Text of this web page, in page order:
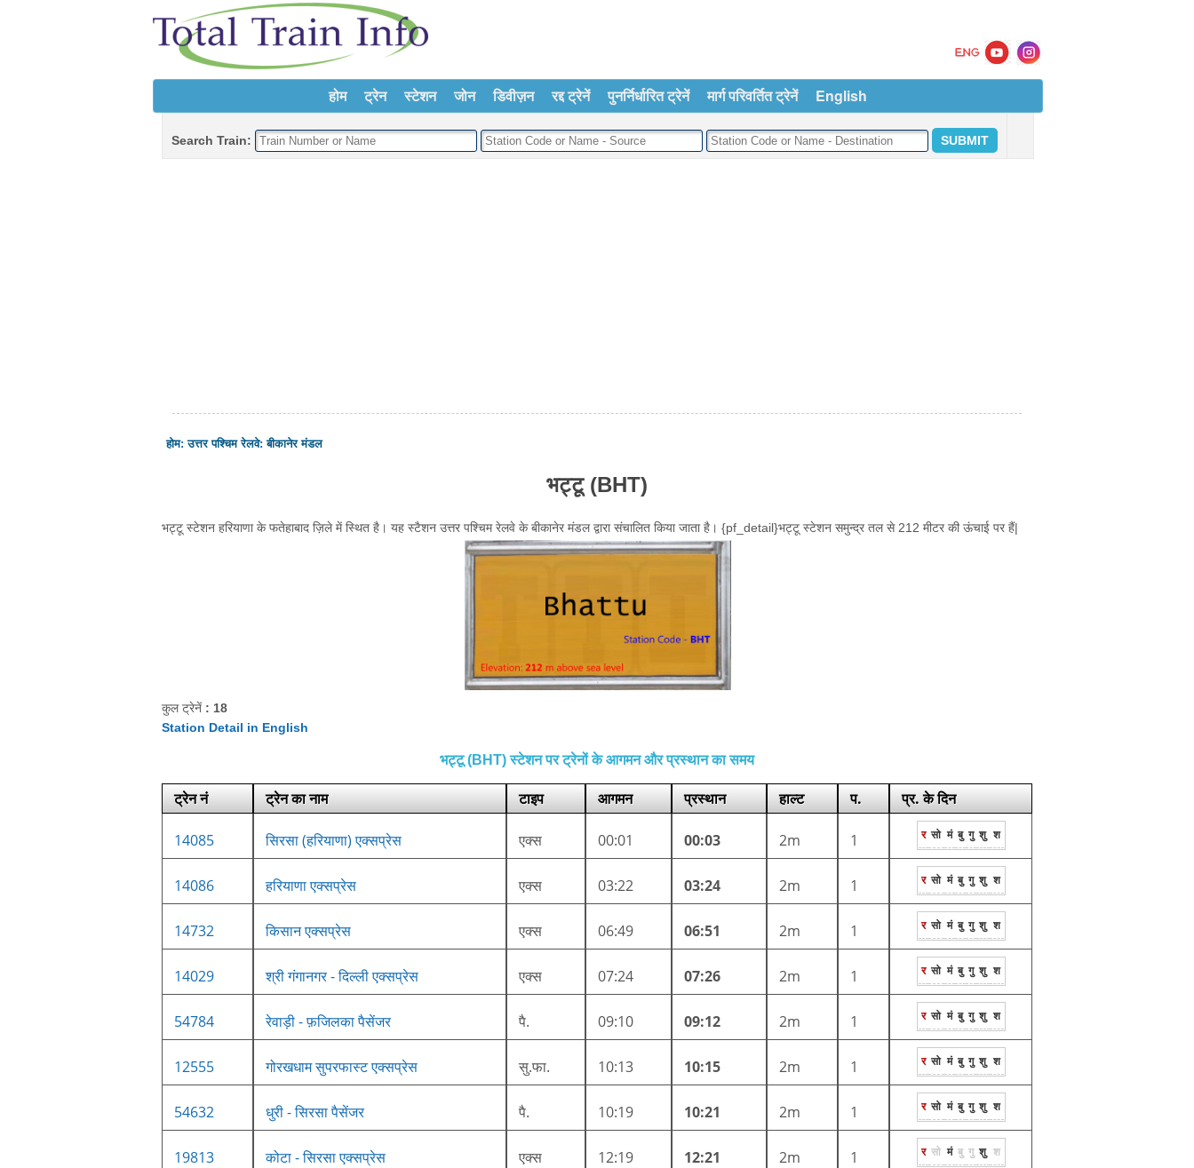
होम ट्रेन स्टेशन जोन डिवीज़न रद्द ट्रेनें पुनर्निर्धारित ट्रेनें मार्ग परिवर्तित ट्रेनें English
Search Train:
होम:उत्तर पश्चिम रेलवे:बीकानेर मंडल
भट्टू (BHT)
भट्टू स्टेशन हरियाणा के फतेहाबाद ज़िले में स्थित है। यह स्टैशन उत्तर पश्चिम रेलवे के बीकानेर मंडल द्वारा संचालित किया जाता है। {pf_detail}भट्टू स्टेशन समुन्द्र तल से 212 मीटर की ऊंचाई पर हैं|
कुल ट्रेनें : 18
Station Detail in English
भट्टू (BHT) स्टेशन पर ट्रेनों के आगमन और प्रस्थान का समय
ट्रेन नं ट्रेन का नाम टाइप आगमन प्रस्थान हाल्ट प. प्र. के दिन
14085 सिरसा (हरियाणा) एक्सप्रेस एक्स 00:01 00:03 2m 1 र सो मं बु गु शु श
14086 हरियाणा एक्सप्रेस एक्स 03:22 03:24 2m 1 र सो मं बु गु शु श
14732 किसान एक्सप्रेस एक्स 06:49 06:51 2m 1 र सो मं बु गु शु श
14029 श्री गंगानगर - दिल्ली एक्सप्रेस एक्स 07:24 07:26 2m 1 र सो मं बु गु शु श
54784 रेवाड़ी - फ़जिलका पैसेंजर पै. 09:10 09:12 2m 1 र सो मं बु गु शु श
12555 गोरखधाम सुपरफास्ट एक्सप्रेस सु.फा. 10:13 10:15 2m 1 र सो मं बु गु शु श
54632 धुरी - सिरसा पैसेंजर पै. 10:19 10:21 2m 1 र सो मं बु गु शु श
19813 कोटा - सिरसा एक्सप्रेस एक्स 12:19 12:21 2m 1 र सो मं बु गु शु श